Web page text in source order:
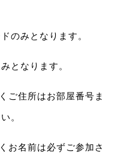
のみとなります。
となります。
ご住所はお部屋番号ま
。
お名前は必ずご参加さ